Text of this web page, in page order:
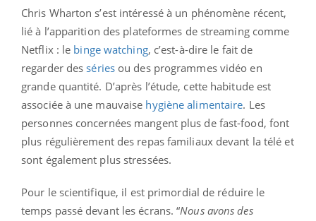
Chris Wharton s’est intéressé à un phénomène récent,
lié à l’apparition des plateformes de streaming comme
Netflix : le binge watching, c’est-à-dire le fait de
regarder dessériesou des programmes vidéo en
grande quantité. D’après l’étude, cette habitude est
associée à une mauvaise hygiène alimentaire. Les
personnes concernées mangent plus de fast-food, font
plus régulièrement des repas familiaux devant la télé et
sont également plus stressées.
Pour le scientifique, il est primordial de réduire le
temps passé devant les écrans. “Nous avons des